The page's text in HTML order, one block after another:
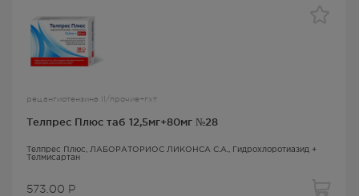
рец.ангиотензина II/прочие+гхт
Телпрес Плюс таб 12,5мг+80мг №28
Телпрес Плюс , ЛАБОРАТОРИОС ЛИКОНСА С.А.,
Гидрохлоротиазид +
Телмисартан
573.00 Р